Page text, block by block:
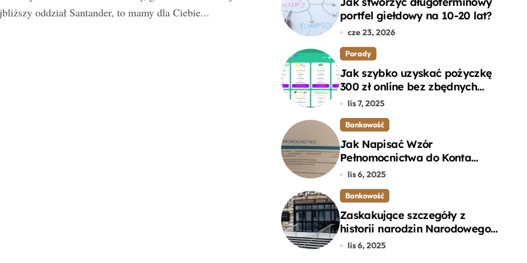
oddział Santander, to mamy dla Ciebie...
portfel giełdowy na 10-20 lat?
cze 23, 2026
Porady
Jak szybko uzyskać pożyczkę
300 zł online bez zbędnych
formalności?
lis 7, 2025
Bankowość
Jak Napisać Wzór
Pełnomocnictwa do Konta
Bankowego – Praktyczny
lis 6, 2025
Bankowość
Zaskakujące szczegóły z
historii narodzin Narodowego
Banku Polskiego, o których
lis 6, 2025